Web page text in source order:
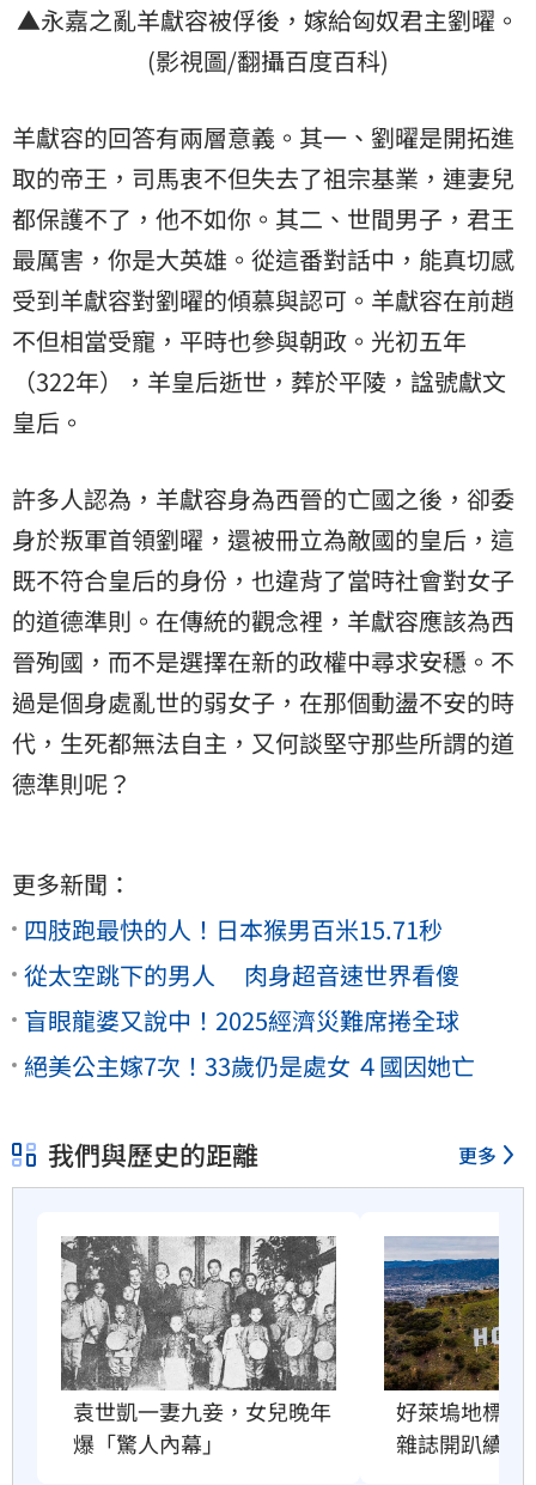
▲永嘉之亂羊獻容被俘後，嫁給匈奴君主劉曜。
(影視圖/翻攝百度百科)
羊獻容的回答有兩層意義。其一、劉曜是開拓進
取的帝王，司馬衷不但失去了祖宗基業，連妻兒
都保護不了，他不如你。其二、世間男子，君王
最厲害，你是大英雄。從這番對話中，能真切感
受到羊獻容對劉曜的傾慕與認可。羊獻容在前趙
不但相當受寵，平時也參與朝政。光初五年
（322年），羊皇后逝世，葬於平陵，諡號獻文
皇后。
許多人認為，羊獻容身為西晉的亡國之後，卻委
身於叛軍首領劉曜，還被冊立為敵國的皇后，這
既不符合皇后的身份，也違背了當時社會對女子
的道德準則。在傳統的觀念裡，羊獻容應該為西
晉殉國，而不是選擇在新的政權中尋求安穩。不
過是個身處亂世的弱女子，在那個動盪不安的時
代，生死都無法自主，又何談堅守那些所謂的道
德準則呢？
更多新聞：
四肢跑最快的人！日本猴男百米15.71秒
從太空跳下的男人 肉身超音速世界看傻
盲眼龍婆又說中！2025經濟災難席捲全球
絕美公主嫁7次！33歲仍是處女 ４國因她亡
我們與歷史的距離 更多
袁世凱一妻九妾，女兒晚年
爆「驚人內幕」
好萊塢地標恐
雜誌開趴續命